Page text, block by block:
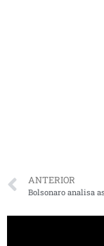
ANTERIOR